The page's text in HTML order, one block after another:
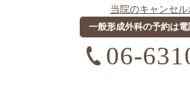
当院のキャンセ
一般形成外科の予約は
06-